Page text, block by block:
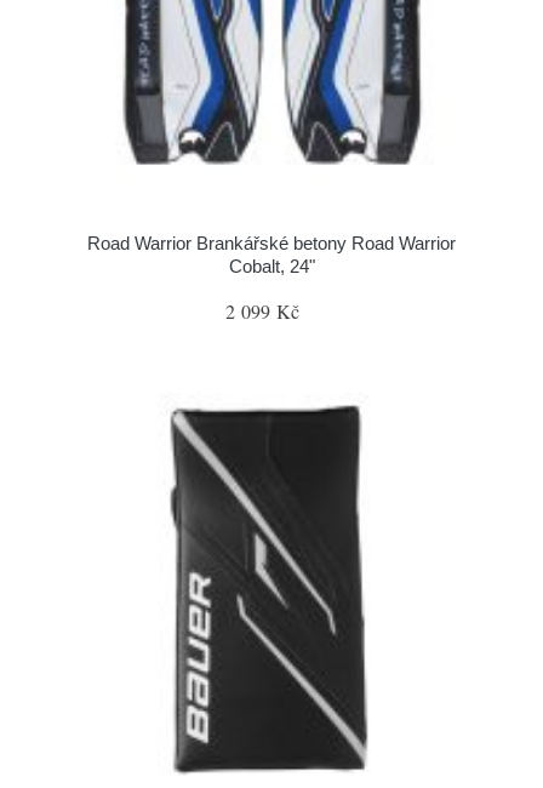
Road Warrior Brankářské betony Road Warrior
Cobalt, 24"
2 099 Kč